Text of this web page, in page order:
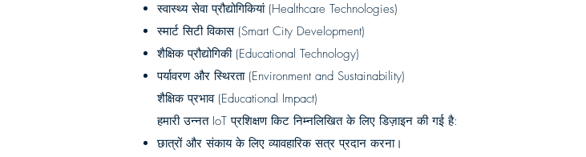
स्वास्थ्य सेवा प्रौद्योगिकियां (Healthcare Technologies)
स्मार्ट सिटी विकास (Smart City Development)
शैक्षिक प्रौद्योगिकी (Educational Technology)
पर्यावरण और स्थिरता (Environment and Sustainability)
शैक्षिक प्रभाव (Educational Impact)
हमारी उन्नत IoT प्रशिक्षण किट निम्नलिखित के लिए डिज़ाइन की गई है:
छात्रों और संकाय के लिए व्यावहारिक सत्र प्रदान करना।